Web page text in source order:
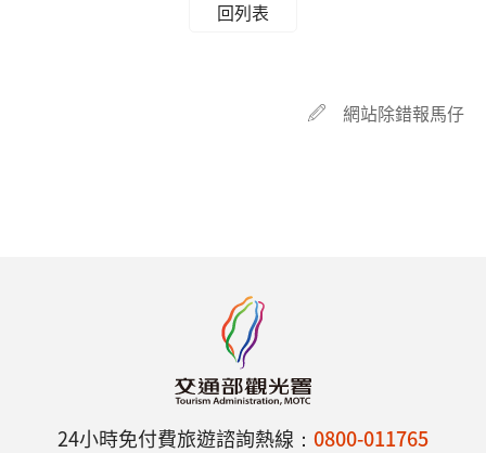
回列表
網站除錯報馬仔
24小時免付費旅遊諮詢熱線： 0800-011765